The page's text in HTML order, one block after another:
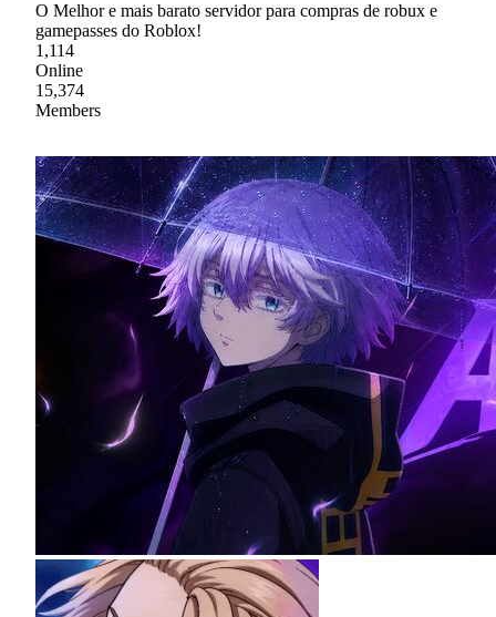
O Melhor e mais barato servidor para compras de robux e
gamepasses do Roblox!
1,114
Online
15,374
Members